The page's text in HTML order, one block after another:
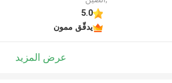
5.0
يدقّق ممون
عرض المزيد